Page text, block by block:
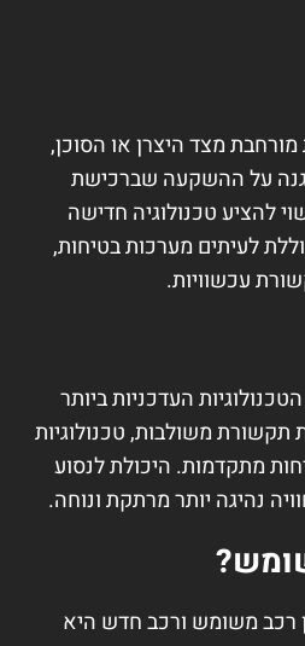
מצד היצרן או הסוכן,
על ההשקעה שברכישת
להציע טכנולוגיה חדישה
לעיתים מערכות בטיחות,
עכשוויות.
העדכניות ביותר
משולבות, טכנולוגיות
מתקדמות. היכולת לנסוע
נהיגה יותר מרתקת ונוחה.
רכב משומש ורכב חדש היא